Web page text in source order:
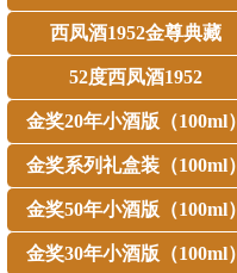
西凤酒1952金尊典藏
52度西凤酒1952
金奖20年小酒版（100ml）
金奖系列礼盒装（100ml）
金奖50年小酒版（100ml）
金奖30年小酒版（100ml）